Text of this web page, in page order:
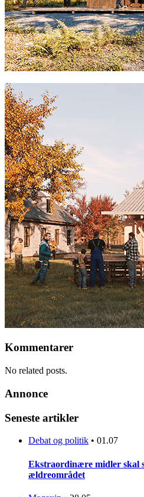
Kommentarer
No related posts.
Annonce
Seneste artikler
Debat og politik • 01.07
Ekstraordinære midler skal
ældreområdet